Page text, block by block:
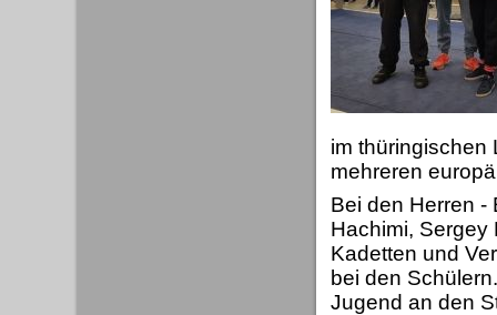
im thüringischen
mehreren
Bei den Herren -
Hachimi, Sergey
Kadetten und
bei den
Jugend an den